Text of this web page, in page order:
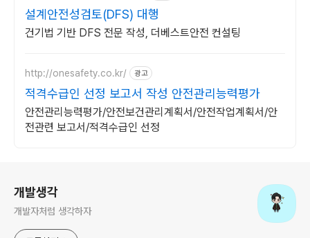
설계안전성검토(DFS) 대행
건기법 기반 DFS 전문 작성, 더베스트안전 컨설팅
http://onesafety.co.kr/ 광고
적격수급인 선정 보고서 작성 안전관리능력평가
안전관리능력평가/안전보건관리계획서/안전작업계획서/안
전관련 보고서/적격수급인 선정
개발생각
개발자처럼 생각하자